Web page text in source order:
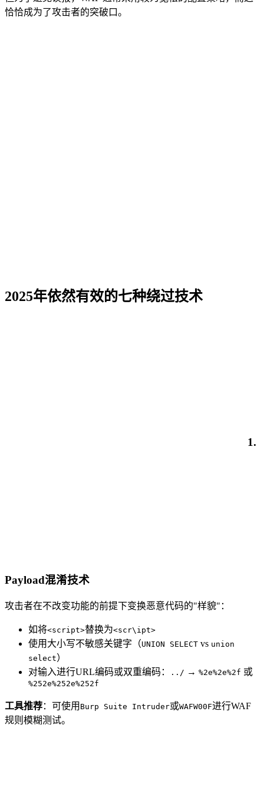
恰恰成为了攻击者的突破口。
2025年依然有效的七种绕过技术
1.
Payload混淆技术
攻击者在不改变功能的前提下变换恶意代码的"样貌"：
如将<script>替换为<scr\ipt>
使用大小写不敏感关键字（UNION SELECT vs union
select）
对输入进行URL编码或双重编码：
../ → %2e%2e%2f 或
%252e%252e%252f
工具推荐：可使用 Burp Suite Intruder或WAFW00F进行WAF
规则模糊测试。